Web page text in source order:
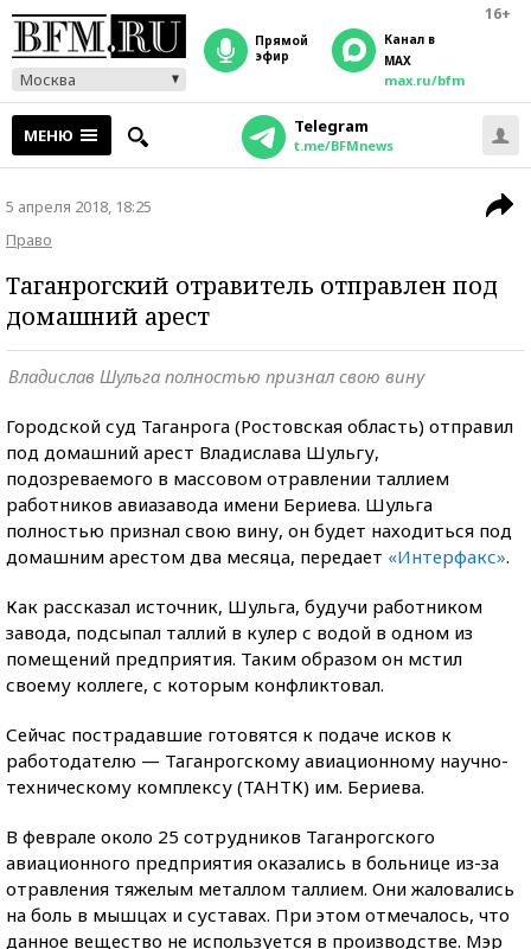
16+
Москва
прямой
эфир
Канал в
MAX
max.ru/bfm
МЕНЮ Telegram
t.me/BFMnews
5 апреля 2018, 18:25
Право
Таганрогский отравитель отправлен под
домашний арест
Владислав Шульга полностью признал свою вину
Городской суд Таганрога (Ростовская область) отправил
под домашний арест Владислава Шульгу,
подозреваемого в массовом отравлении таллием
работников авиазавода имени Бериева. Шульга
полностью признал свою вину, он будет находиться под
домашним арестом два месяца, передает «Интерфакс».
Как рассказал источник, Шульга, будучи работником
завода, подсыпал таллий в кулер с водой в одном из
помещений предприятия. Таким образом он мстил
своему коллеге, с которым конфликтовал.
Сейчас пострадавшие готовятся к подаче исков к
работодателю — Таганрогскому авиационному научно-
техническому комплексу (ТАНТК) им. Бериева.
В феврале около 25 сотрудников Таганрогского
авиационного предприятия оказались в больнице из-за
отравления тяжелым металлом таллием. Они жаловались
на боль в мышцах и суставах. При этом отмечалось, что
данное вещество не используется в производстве. Мэр